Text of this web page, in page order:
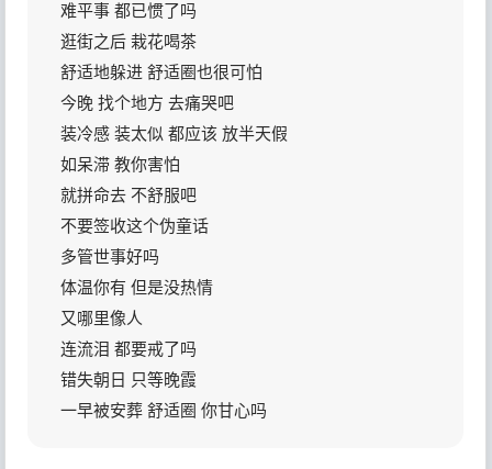
难平事 都已惯了吗
逛街之后 栽花喝茶
舒适地躲进 舒适圈也很可怕
今晚 找个地方 去痛哭吧
装冷感 装太似 都应该 放半天假
如呆滞 教你害怕
就拼命去 不舒服吧
不要签收这个伪童话
多管世事好吗
体温你有 但是没热情
又哪里像人
连流泪 都要戒了吗
错失朝日 只等晚霞
一早被安葬 舒适圈 你甘心吗